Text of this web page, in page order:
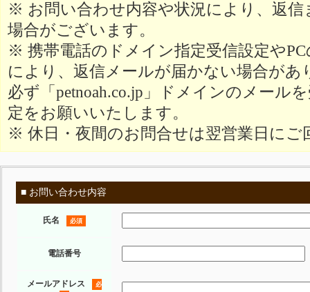
※ お問い合わせ内容や状況により、返
場合がございます。
※ 携帯電話のドメイン指定受信設定や
により、返信メールが届かない場合があ
必ず「petnoah.co.jp」ドメインのメール
定をお願いいたします。
※ 休日・夜間のお問合せは翌営業日にご
■ お問い合わせ内容
氏名 必須
電話番号
メールアドレス
必